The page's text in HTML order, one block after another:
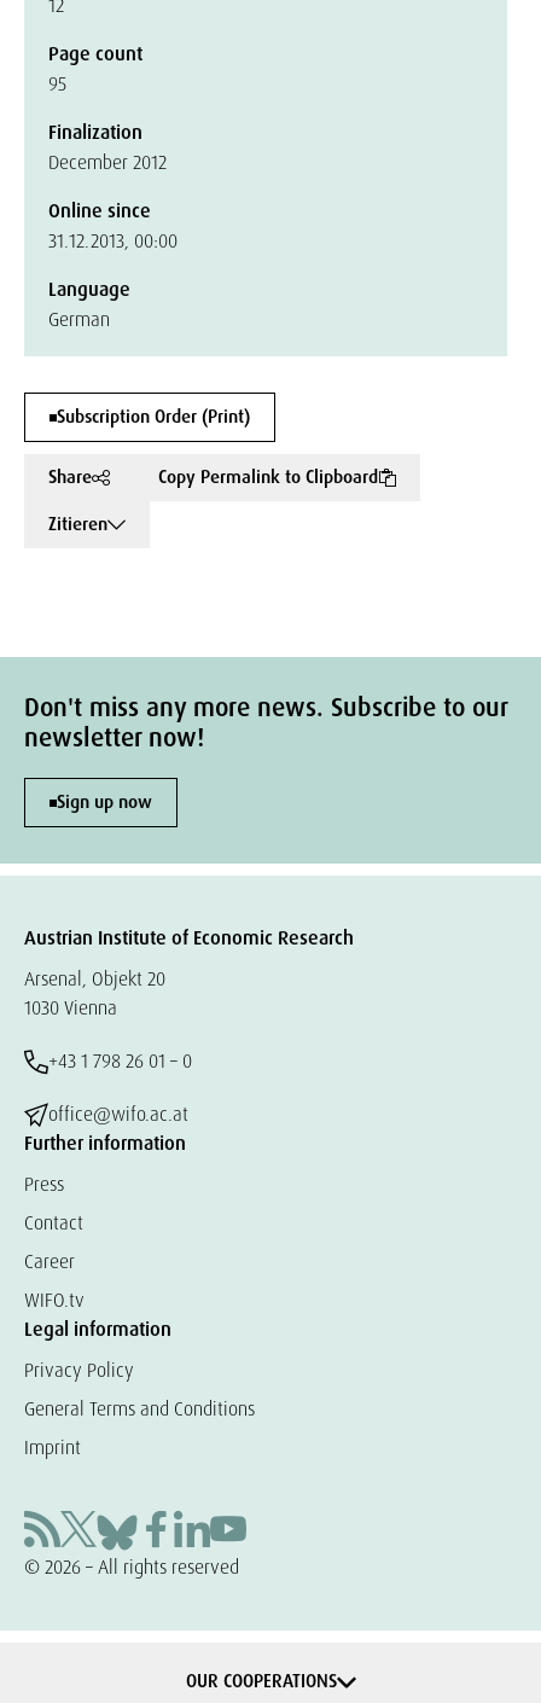
12
Page count
95
Finalization
December 2012
Online since
31.12.2013, 00:00
Language
German
Subscription Order (Print)
Share
Copy Permalink to Clipboard
Zitieren
Don't miss any more news. Subscribe to our
newsletter now!
Sign up now
Austrian Institute of Economic Research
Arsenal, Objekt 20
1030 Vienna
+43 1 798 26 01 – 0
office@wifo.ac.at
Further information
Press
Contact
Career
WIFO.tv
Legal information
Privacy Policy
General Terms and Conditions
Imprint
© 2026 – All rights reserved
OUR COOPERATIONS